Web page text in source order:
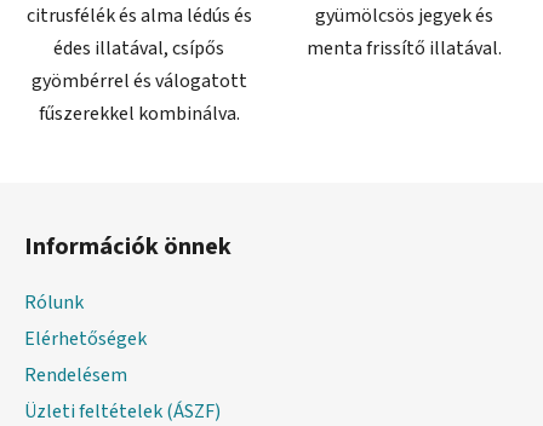
citrusfélék és alma lédús és
édes illatával, csípős
gyömbérrel és válogatott
fűszerekkel kombinálva.
gyümölcsös jegyek és
menta frissítő illatával.
Információk önnek
Rólunk
Elérhetőségek
Rendelésem
Üzleti feltételek (ÁSZF)